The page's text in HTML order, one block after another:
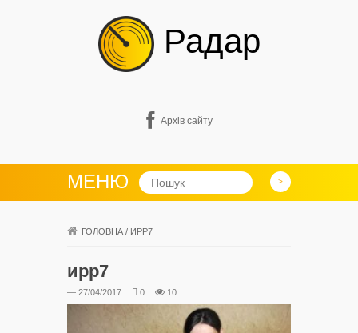
Радар
Архів сайту
МЕНЮ
ГОЛОВНА / ИРР7
ирр7
— 27/04/2017 0 10